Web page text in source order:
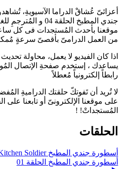
أعزائىّ عُشاقْ الدراما الآسيويةِ،
جندي المطبخ الحلقة
موقعنا بأحدث المُستجدات فى كل
من العمل الدرامىّ بأقصىّ سرعةٍ
اذا كان الفيديو لا يعمل، محاولة
يساعدك ، إستخدم صفحةِ الإتصال
رابطاً إلكترونياً مُعطلاً
لا تُريد أن تَفوتكّ حلقتك الدراميةِ
على موقعنا الإلكترونىّ أو تابعنا
المُستجداتْ! !
الحلقات
أسطورة جندي المطبخ The Legend of Kitchen Soldier
أسطورة جندي المطبخ الحلقة 01